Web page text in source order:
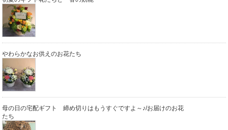
やわらかなお供えのお花たち
母の日の宅配ギフト 締め切りはもうすぐですよ～♪/お届けのお花
たち